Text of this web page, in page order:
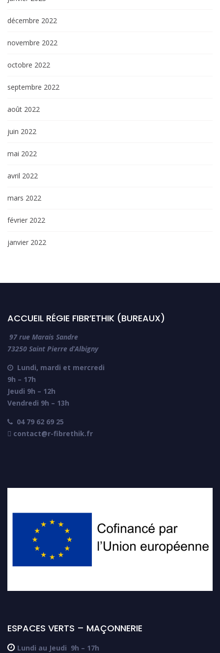
décembre 2022
novembre 2022
octobre 2022
septembre 2022
août 2022
juin 2022
mai 2022
avril 2022
mars 2022
février 2022
janvier 2022
ACCUEIL RÉGIE FIBR’ETHIK (BUREAUX)
97 rue Marais Sandre
73250 Saint Pierre d’Albigny

Lundi, mardi et mercredi
9h – 17h
Jeudi 9h – 12h
Vendredi 9h – 13h

04 79 62 69 25
 contact@r-fibrethik.fr
ESPACES VERTS – MAÇONNERIE
 Lundi au Jeudi 9h – 17h